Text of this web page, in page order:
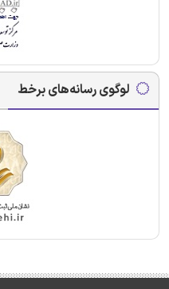
لوگوی رسانه‌های برخط